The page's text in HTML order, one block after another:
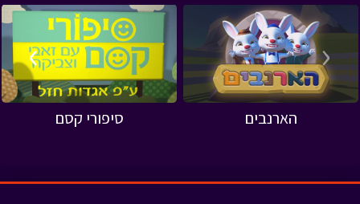
הארנבים סיפורי קסם
‹
›